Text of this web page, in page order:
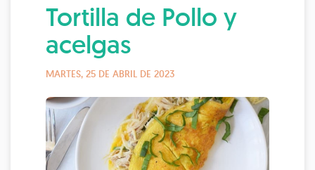
Tortilla de Pollo y
acelgas
MARTES, 25 DE ABRIL DE 2023